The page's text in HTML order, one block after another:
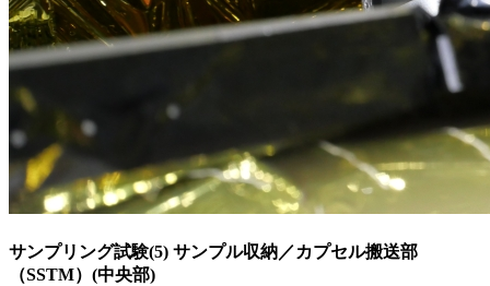
サンプリング試験(5) サンプル収納／カプセル搬送部
（SSTM）(中央部)